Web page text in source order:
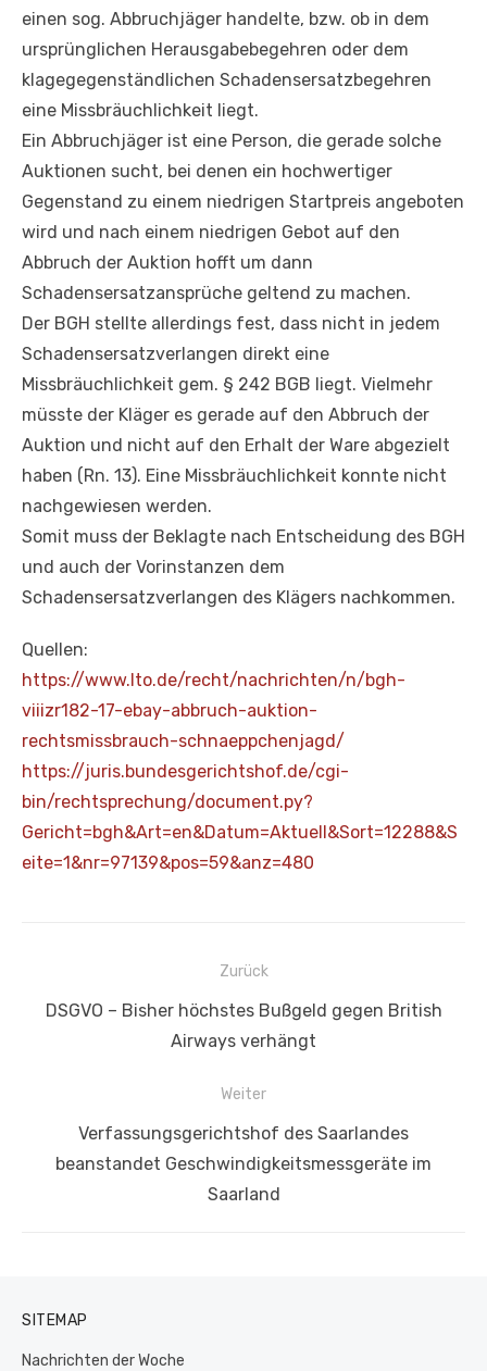
einen sog. Abbruchjäger handelte, bzw. ob in dem
ursprünglichen Herausgabebegehren oder dem
klagegegenständlichen Schadensersatzbegehren
eine Missbräuchlichkeit liegt.
Ein Abbruchjäger ist eine Person, die gerade solche
Auktionen sucht, bei denen ein hochwertiger
Gegenstand zu einem niedrigen Startpreis angeboten
wird und nach einem niedrigen Gebot auf den
Abbruch der Auktion hofft um dann
Schadensersatzansprüche geltend zu machen.
Der BGH stellte allerdings fest, dass nicht in jedem
Schadensersatzverlangen direkt eine
Missbräuchlichkeit gem. § 242 BGB liegt. Vielmehr
müsste der Kläger es gerade auf den Abbruch der
Auktion und nicht auf den Erhalt der Ware abgezielt
haben (Rn. 13). Eine Missbräuchlichkeit konnte nicht
nachgewiesen werden.
Somit muss der Beklagte nach Entscheidung des BGH
und auch der Vorinstanzen dem
Schadensersatzverlangen des Klägers nachkommen.
Quellen:
https://www.lto.de/recht/nachrichten/n/bgh-
viiizr182-17-ebay-abbruch-auktion-
rechtsmissbrauch-schnaeppchenjagd/
https://juris.bundesgerichtshof.de/cgi-
bin/rechtsprechung/document.py?
Gericht=bgh&Art=en&Datum=Aktuell&Sort=12288&S
eite=1&nr=97139&pos=59&anz=480
Beitragsnavigation
Zurück
Vorheriger
DSGVO – Bisher höchstes Bußgeld gegen British
Airways verhängt
Weiter
Nächster
Beitrag:
Verfassungsgerichtshof des Saarlandes
beanstandet Geschwindigkeitsmessgeräte im
Saarland
SITEMAP
Nachrichten der Woche